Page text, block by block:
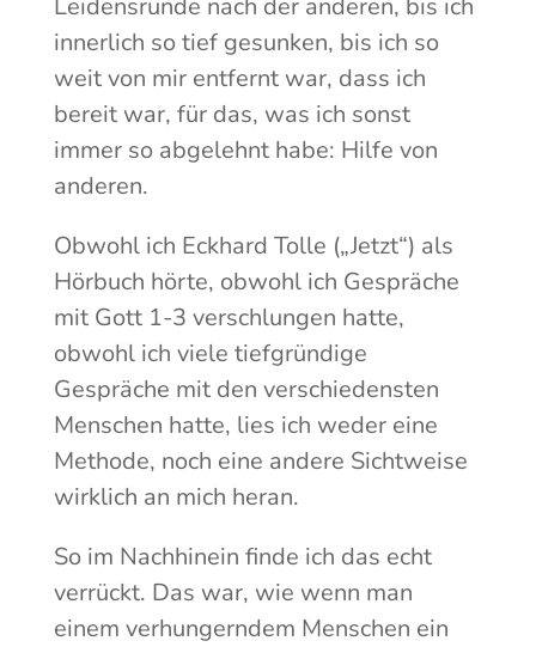
Leidensrunde nach der anderen, bis ich
innerlich so tief gesunken, bis ich so
weit von mir entfernt war, dass ich
bereit war, für das, was ich sonst
immer so abgelehnt habe: Hilfe von
anderen.
Obwohl ich Eckhard Tolle („Jetzt“) als
Hörbuch hörte, obwohl ich Gespräche
mit Gott 1-3 verschlungen hatte,
obwohl ich viele tiefgründige
Gespräche mit den verschiedensten
Menschen hatte, lies ich weder eine
Methode, noch eine andere Sichtweise
wirklich an mich heran.
So im Nachhinein finde ich das echt
verrückt. Das war, wie wenn man
einem verhungerndem Menschen ein